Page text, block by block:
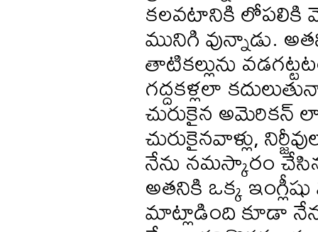
కలవటానికి లోపలికి
మునిగి వున్నాడు.
తాటికల్లును
గద్దకళ్లలా
చురుకైన అమెరికన్
చురుకైనవాళ్లు,
నేను నమస్కారం
అతనికి ఒక్క
మాట్లాడింది కూడా